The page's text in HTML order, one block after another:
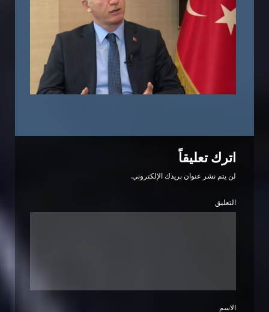
اترك تعليقاً
لن يتم نشر عنوان بريدك الإلكتروني.
التعليق
الاسم